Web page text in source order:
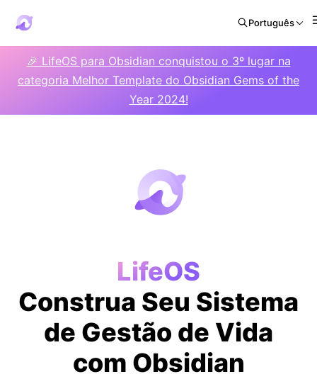
Português
🎉 LifeOS para Obsidian conquistou o 3º lugar na
categoria Melhor Template do Obsidian Gems of the
Year 2024!
LifeOS
Construa Seu Sistema
de Gestão de Vida
com Obsidian